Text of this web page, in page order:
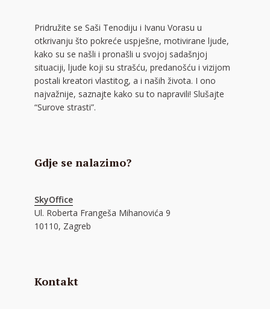
Pridružite se Saši Tenodiju i Ivanu Vorasu u
otkrivanju što pokreće uspješne, motivirane ljude,
kako su se našli i pronašli u svojoj sadašnjoj
situaciji, ljude koji su strašću, predanošću i vizijom
postali kreatori vlastitog, a i naših života. I ono
najvažnije, saznajte kako su to napravili! Slušajte
“Surove strasti”.
Gdje se nalazimo?
SkyOffice
Ul. Roberta Frangeša Mihanovića 9
10110, Zagreb
Kontakt